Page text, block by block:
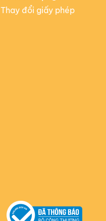
Thay đổi giấy phép